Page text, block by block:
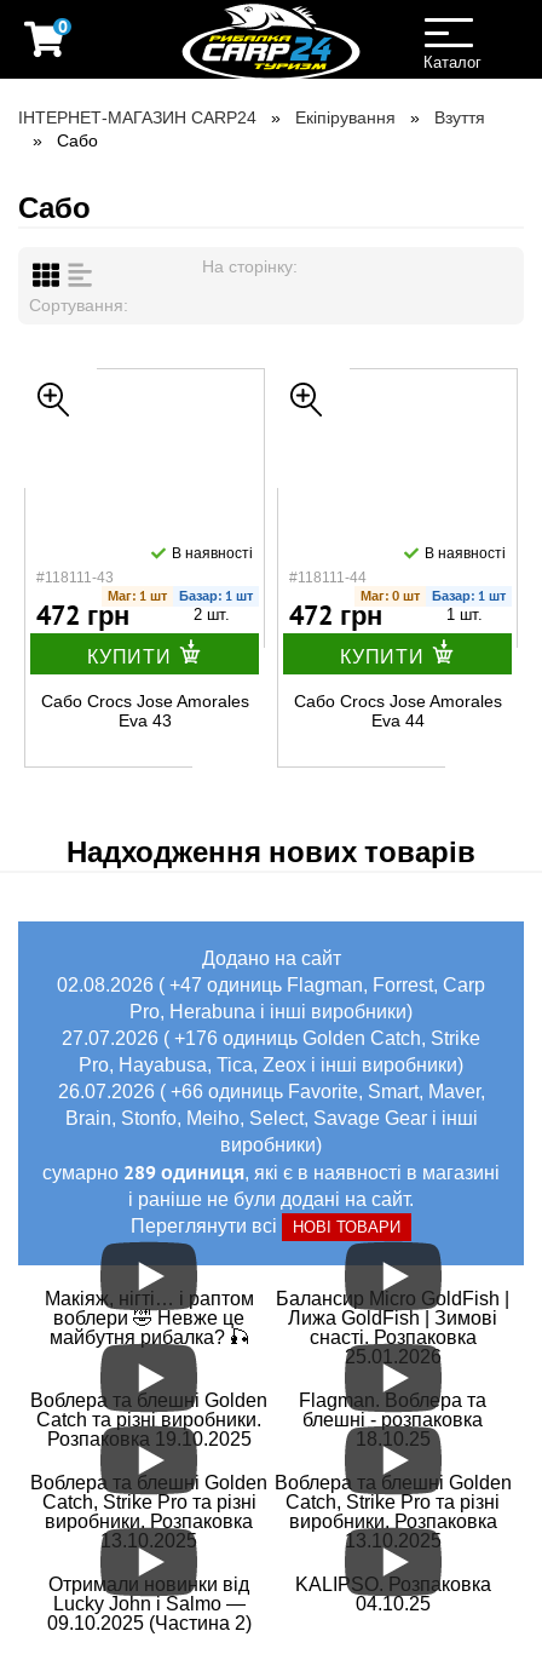
0
Toggle
navigation
Каталог
ІНТЕРНЕТ-МАГАЗИН CARP24 Екіпірування
Взуття
Сабо
Сабо
На сторінку:
Сортування:
#118111-43
В наявності
Маг: 1 шт Базар: 1 шт
472 грн 2 шт.
КУПИТИ
Сабо Crocs Jose Amorales
Eva 43
#118111-44
В наявності
Маг: 0 шт Базар: 1 шт
472 грн 1 шт.
КУПИТИ
Сабо Crocs Jose Amorales
Eva 44
Надходження нових товарів
Додано на сайт
02.08.2026 ( +47 одиниць Flagman, Forrest, Carp
Pro, Herabuna і інші виробники)
27.07.2026 ( +176 одиниць Golden Catch, Strike
Pro, Hayabusa, Tica, Zeox і інші виробники)
26.07.2026 ( +66 одиниць Favorite, Smart, Maver,
Brain, Stonfo, Meiho, Select, Savage Gear і інші
виробники)
сумарно 289 одиниця, які є в наявності в магазині
і раніше не були додані на сайт.
Переглянути всі
НОВІ ТОВАРИ
Макіяж, нігті… і раптом
воблери 🤣 Невже це
майбутня рибалка? 🎣
Балансир Micro GoldFish |
Лижа GoldFish | Зимові
снасті. Розпаковка
25.01.2026
Воблера та блешні Golden
Catch та різні виробники.
Розпаковка 19.10.2025
Flagman. Воблера та
блешні - розпаковка
18.10.25
Воблера та блешні Golden
Catch, Strike Pro та різні
виробники. Розпаковка
13.10.2025
Воблера та блешні Golden
Catch, Strike Pro та різні
виробники. Розпаковка
13.10.2025
Отримали новинки від
Lucky John і Salmo —
09.10.2025 (Частина 2)
KALIPSO. Розпаковка
04.10.25